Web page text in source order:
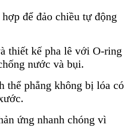
hợp để đảo chiều tự động
à thiết kế pha lê với O-ring
nước và bụi.
thể phẳng không bị lóa có
ản ứng nhanh chóng vì